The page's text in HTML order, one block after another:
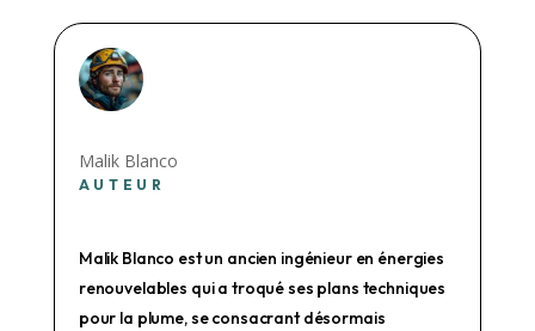
Malik Blanco
AUTEUR
Malik Blanco est un ancien ingénieur en énergies
renouvelables qui a troqué ses plans techniques
pour la plume, se consacrant désormais